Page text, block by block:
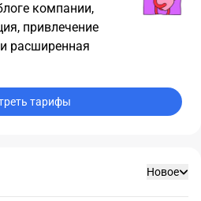
компании,
привлечение
расширенная
тарифы
Новое